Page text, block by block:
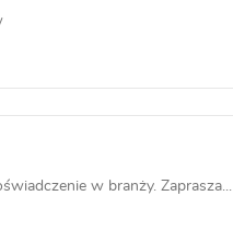
w branży. Zaprasza...